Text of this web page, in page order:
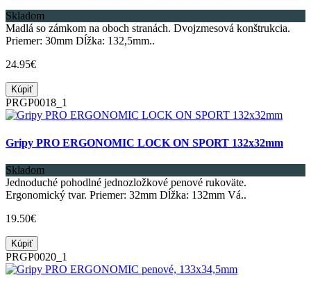
Skladom
Madlá so zámkom na oboch stranách. Dvojzmesová konštrukcia.
Priemer: 30mm Dĺžka: 132,5mm..
24.95€
Kúpiť
PRGP0018_1
Gripy PRO ERGONOMIC LOCK ON SPORT 132x32mm
Skladom
Jednoduché pohodlné jednozložkové penové rukoväte.
Ergonomický tvar. Priemer: 32mm Dĺžka: 132mm Vá..
19.50€
Kúpiť
PRGP0020_1